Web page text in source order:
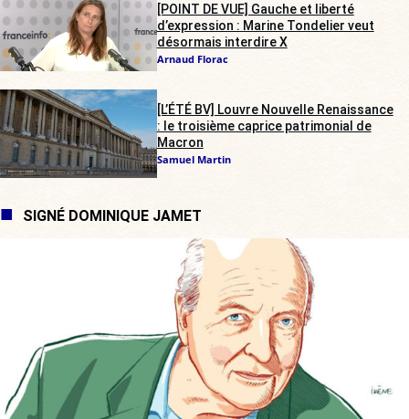
[POINT DE VUE] Gauche et liberté
d’expression : Marine Tondelier veut
désormais interdire X
Arnaud Florac
[L’ÉTÉ BV] Louvre Nouvelle Renaissance
: le troisième caprice patrimonial de
Macron
Samuel Martin
SIGNÉ DOMINIQUE JAMET